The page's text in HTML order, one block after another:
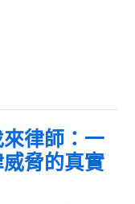
律師：一
脅的真實